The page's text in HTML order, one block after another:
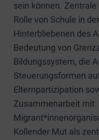
sein können.
Rolle von Schule in
Hinterbliebenen des
Bedeutung von
Bildungssystem, die
Steuerungsformen
Elternpartizipation
Zusammenarbeit mit
Kollender Mut als